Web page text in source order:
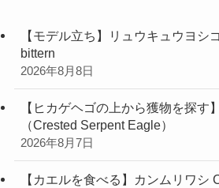
【モデル立ち】リュウキュウヨシ
bittern
2026年8月8日
【ヒカゲヘゴの上から獲物を探す
（Crested Serpent Eagle）
2026年8月7日
【カエルを食べる】カンムリワシ